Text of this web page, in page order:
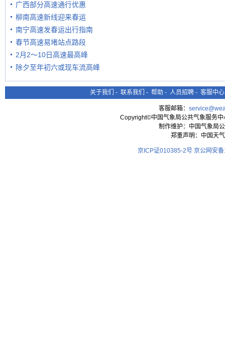
广西部分高速通行优惠
柳南高速新线迎来春运
南宁高速发春运出行指南
春节高速易堵站点路段
2月2～10日高速最高峰
除夕至年初六或现车流高峰
关于我们 - 联系我们 - 帮助 - 人员招聘 - 客服中心
客服邮箱：
Copyright©中国气象局公共气象服务
制作维护：中国气象局
郑重声明：中国天
京ICP证010385-2号 京公网安